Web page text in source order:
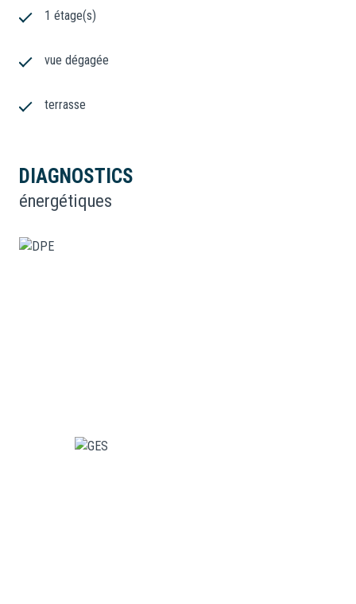
1 étage(s)
vue dégagée
terrasse
DIAGNOSTICS
énergétiques